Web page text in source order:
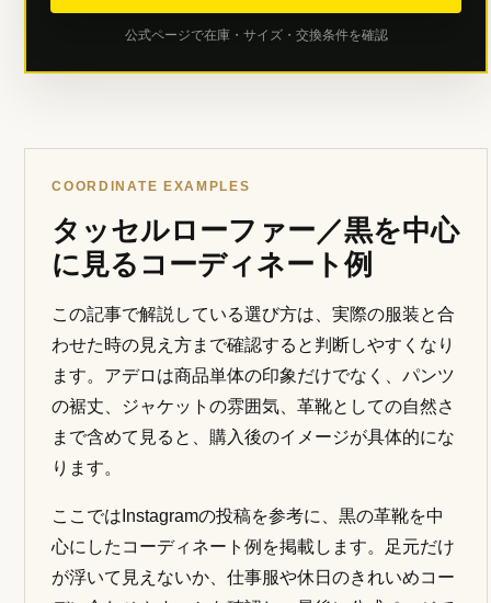
公式ページで在庫・サイズ・交換条件を確認
COORDINATE EXAMPLES
タッセルローファー／黒を中心
に見るコーディネート例
この記事で解説している選び方は、実際の服装と合
わせた時の見え方まで確認すると判断しやすくなり
ます。アデロは商品単体の印象だけでなく、パンツ
の裾丈、ジャケットの雰囲気、革靴としての自然さ
まで含めて見ると、購入後のイメージが具体的にな
ります。
ここではInstagramの投稿を参考に、黒の革靴を中
心にしたコーディネート例を掲載します。足元だけ
が浮いて見えないか、仕事服や休日のきれいめコー